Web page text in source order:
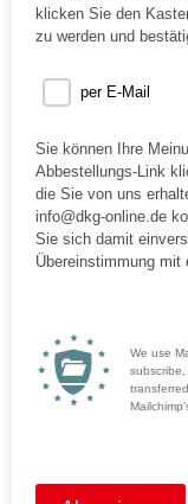
klicken Sie den
zu werden und
per E-Mail
Sie können Ihre
Abbestellungs-Link
die Sie von uns
info@dkg-online.de
Sie sich damit
Übereinstimmung mit
We use